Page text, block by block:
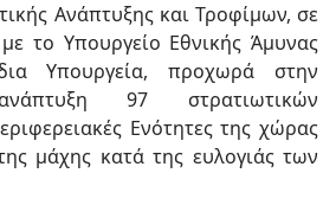
Ανάπτυξης και Τροφίμων, σε
το Υπουργείο Εθνικής Άμυνας
Υπουργεία, προχωρά στην
97 στρατιωτικών
Ενότητες της χώρας
μάχης κατά της ευλογιάς των